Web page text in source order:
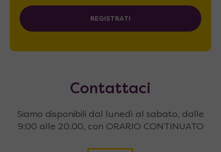
REGISTRATI
Contattaci
Siamo disponibili dal lunedì al sabato, dalle
9:00 alle 20.00, con ORARIO CONTINUATO